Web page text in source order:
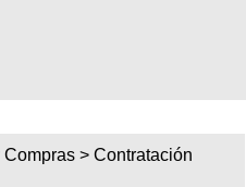
Compras >Contratación